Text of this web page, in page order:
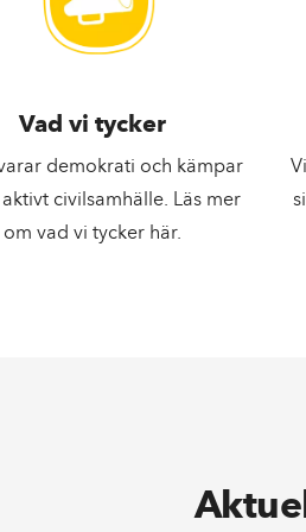
Vad vi tycker
demokrati och kämpar
civilsamhälle. Läs mer
om vad vi tycker här.